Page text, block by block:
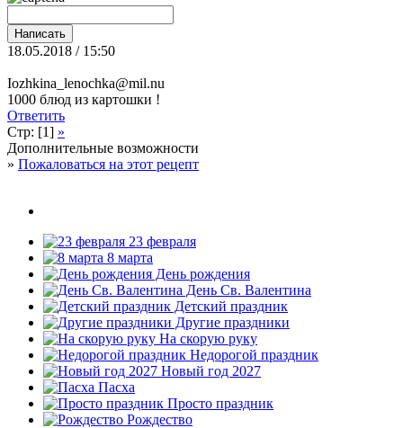
18.05.2018 / 15:50
Iozhkina_lenochka@mil.nu
1000 блюд из картошки !
Ответить
Стр: [1] »
Дополнительные возможности
» Пожаловаться на этот рецепт
23 февраля
8 марта
День рождения
День Св. Валентина
Детский праздник
Другие праздники
На скорую руку
Недорогой праздник
Новый год 2027
Пасха
Просто праздник
Рождество